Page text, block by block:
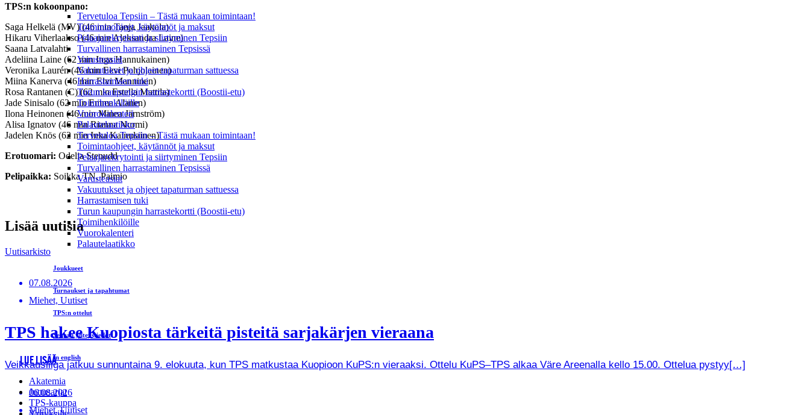
Tervetuloa Tepsiin – Tästä mukaan toimintaan!
Toimintaohjeet, käytännöt ja maksut
Pelaajarekrytointi ja siirtyminen Tepsiin
Turvallinen harrastaminen Tepsissä
Varusteasiat
Vakuutukset ja ohjeet tapaturman sattuessa
Harrastamisen tuki
Turun kaupungin harrastekortti (Boostii-etu)
Toimihenkilöille
Vuorokalenteri
Palautelaatikko
Tervetuloa Tepsiin – Tästä mukaan toimintaan!
Toimintaohjeet, käytännöt ja maksut
Pelaajarekrytointi ja siirtyminen Tepsiin
Turvallinen harrastaminen Tepsissä
Varusteasiat
Vakuutukset ja ohjeet tapaturman sattuessa
Harrastamisen tuki
Turun kaupungin harrastekortti (Boostii-etu)
Toimihenkilöille
Vuorokalenteri
Palautelaatikko
Joukkueet
Turnaukset ja tapahtumat
TPS:n ottelut
Seuran yhteystiedot
In english
Akatemia
Juttusarjat
TPS-kauppa
TPS:n kokoonpano:
Saga Helkelä (MV) (46 min Tanja Jaakola)
Hikaru Viherlaakso (46 min Aleksandra Laine)
Saana Latvalahti
Adeliina Laine (62 min Inga Hannukainen)
Veronika Laurén (46 min Eevi Pohjolainen)
Miina Kanerva (46 min Elvi Manninen)
Rosa Rantanen (C) (62 min Estella Mattila)
Jade Sinisalo (62 min Emma Alanen)
Ilona Heinonen (46 min Minea Järnström)
Alisa Ignatov (46 min Rianna Nurmi)
Jadelen Knös (62 min Inka Kainulainen)
Erotuomari: Odelia Stenudd
Pelipaikka: Soikka TN, Paimio
Lisää uutisia
Uutisarkisto
07.08.2026
Miehet, Uutiset
TPS hakee Kuopiosta tärkeitä pisteitä sarjakärjen vieraana
Veikkausliiga jatkuu sunnuntaina 9. elokuuta, kun TPS matkustaa Kuopioon KuPS:n vieraaksi. Ottelu KuPS–TPS alkaa Väre Areenalla kello 15.00. Ottelua pystyy[…]
LUE LISÄÄ
06.08.2026
Miehet, Uutiset